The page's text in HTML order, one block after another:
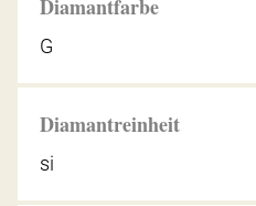
Diamantfarbe
G
Diamantreinheit
si